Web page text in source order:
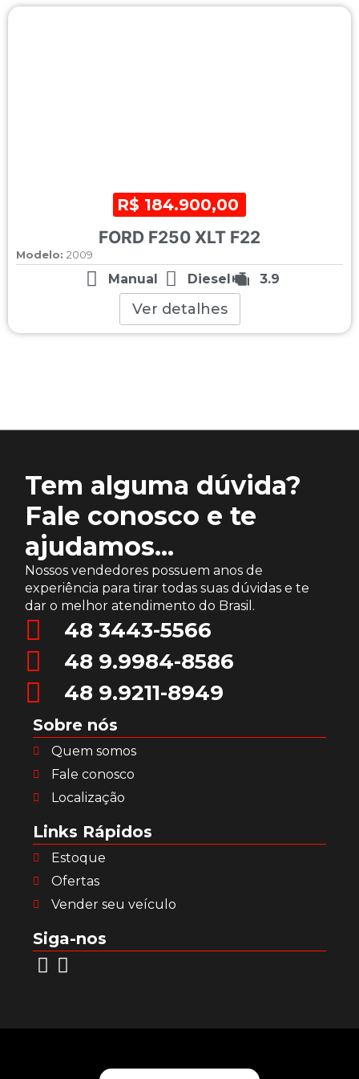
R$ 184.900,00
FORD F250 XLT F22
Modelo: 2009
Manual Diesel 3.9
Ver detalhes
Tem alguma dúvida?
Fale conosco e te
ajudamos...
Nossos vendedores possuem anos de
experiência para tirar todas suas dúvidas e te
dar o melhor atendimento do Brasil.
48 3443-5566
48 9.9984-8586
48 9.9211-8949
Sobre nós
Quem somos
Fale conosco
Localização
Links Rápidos
Estoque
Ofertas
Vender seu veículo
Siga-nos